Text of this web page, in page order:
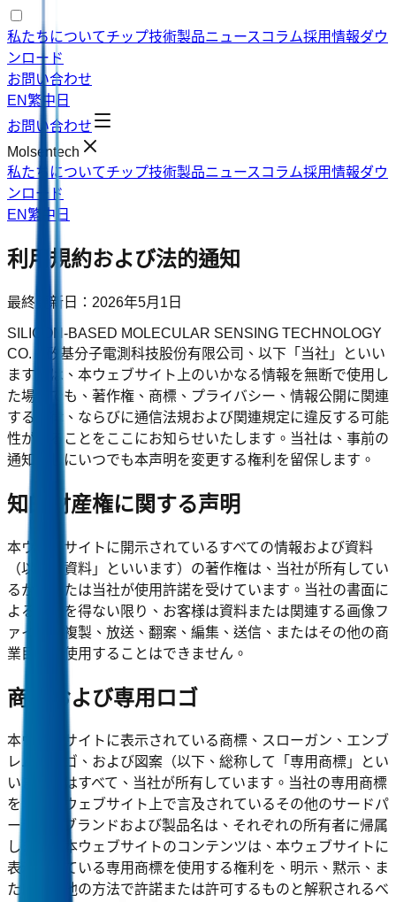
私たちについてチップ技術製品ニュース コラム採用情報ダウ
ンロード
お問い合わせ
EN繁中 日
お問い合わせ
Molsentech
私たちについてチップ技術製品ニュース コラム採用情報ダウ
ンロード
EN繁中 日
利用規約および法的通知
最終更新日：2026年5月1日
SILICON-BASED MOLECULAR SENSING TECHNOLOGY
CO.（矽基分子電測科技股份有限公司、以下「当社」といい
ます）は、本ウェブサイト上のいかなる情報を無断で使用し
た場合でも、著作権、商標、プライバシー、情報公開に関連
する法律、ならびに通信法規および関連規定に違反する可能
性があることをここにお知らせいたします。当社は、事前の
通知なしにいつでも本声明を変更する権利を留保します。
知的財産権に関する声明
本ウェブサイトに開示されているすべての情報および資料
（以下「資料」といいます）の著作権は、当社が所有してい
るか、または当社が使用許諾を受けています。当社の書面に
よる許可を得ない限り、お客様は資料または関連する画像フ
ァイルを複製、放送、翻案、編集、送信、またはその他の商
業目的で使用することはできません。
商標および専用ロゴ
本ウェブサイトに表示されている商標、スローガン、エンブ
レム、ロゴ、および図案（以下、総称して「専用商標」とい
います）はすべて、当社が所有しています。当社の専用商標
を除き、ウェブサイト上で言及されているその他のサードパ
ーティのブランドおよび製品名は、それぞれの所有者に帰属
します。本ウェブサイトのコンテンツは、本ウェブサイトに
表示されている専用商標を使用する権利を、明示、黙示、ま
たはその他の方法で許諾または許可するものと解釈されるべ